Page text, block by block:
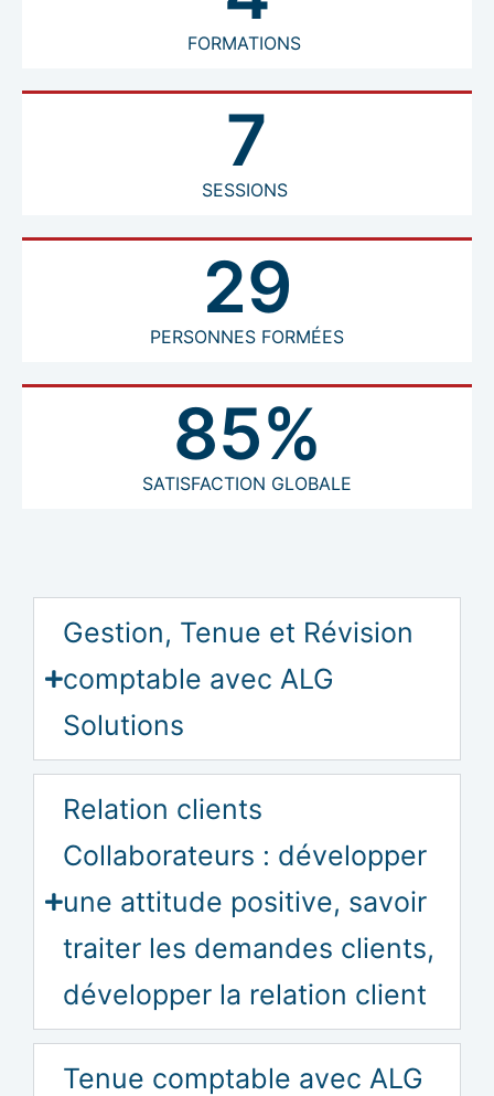
FORMATIONS
7
SESSIONS
29
PERSONNES FORMÉES
85%
SATISFACTION GLOBALE
Gestion, Tenue et Révision
comptable avec ALG
Solutions
Relation clients
Collaborateurs : développer
une attitude positive, savoir
traiter les demandes clients,
développer la relation client
Tenue comptable avec ALG